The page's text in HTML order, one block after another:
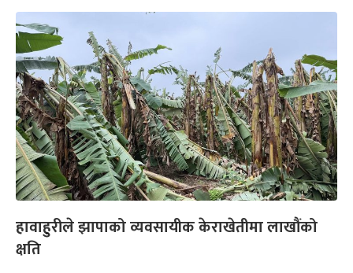
हावाहुरीले झापाको व्यवसायीक केराखेतीमा लाखौंको
क्षति